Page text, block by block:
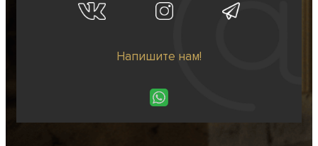
Напишите нам!